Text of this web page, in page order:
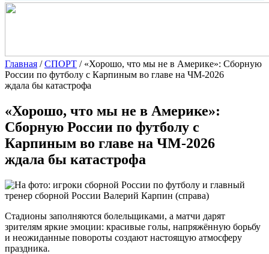
Главная /СПОРТ / «Хорошо, что мы не в Америке»: Сборную
России по футболу с Карпиным во главе на ЧМ-2026
ждала бы катастрофа
«Хорошо, что мы не в Америке»:
Сборную России по футболу с
Карпиным во главе на ЧМ-2026
ждала бы катастрофа
Стадионы заполняются болельщиками, а матчи дарят
зрителям яркие эмоции: красивые голы, напряжённую борьбу
и неожиданные повороты создают настоящую атмосферу
праздника.